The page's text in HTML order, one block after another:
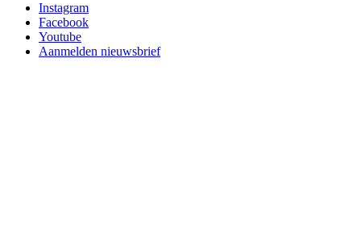
Instagram
Facebook
Youtube
Aanmelden nieuwsbrief